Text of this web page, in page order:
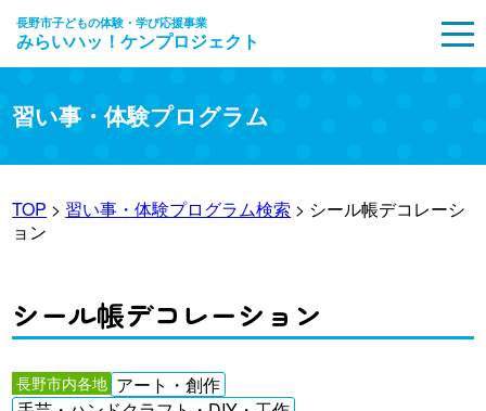
長野市子どもの体験・学び応援事業
みらいハッ！ケンプロジェクト
習い事・体験プログラム
TOP > 習い事・体験プログラム検索 > シール帳デコレーシ
ョン
シール帳デコレーション
長野市内各地 アート・創作